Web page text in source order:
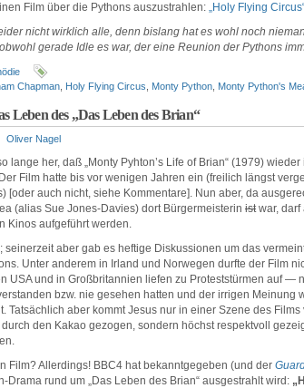
Film über die Pythons auszustrahlen: „Holy Flying
nicht wirklich alle, denn bislang hat es wohl noch
gerade Idle es war, der eine Reunion der Pythons
Chapman Holy Flying Circus Monty Python Monty Python's
Leben des „Das Leben des Brian“
Oliver Nagel
lange her, daß „Monty Pyhton’s Life of Brian“ (1979)
Film hatte bis vor wenigen Jahren ein (freilich längst
[oder auch nicht, siehe Kommentare]. Nun aber, da
(alias Sue Jones-Davies) dort Bürgermeisterin istwar, darf
Kinos aufgeführt werden.
seinerzeit aber gab es heftige Diskussionen um das
Unter anderem in Irland und Norwegen durfte der Film
USA und in Großbritannien liefen zu Proteststürmen auf —
bzw. nie gesehen hatten und der irrigen Meinung
Tatsächlich aber kommt Jesus nur in einer Szene des
den Kakao gezogen, sondern höchst respektvoll
Film? Allerdings! BBC4 hat bekanntgegeben (und der
Drama rund um „Das Leben des Brian“ ausgestrahlt wird: